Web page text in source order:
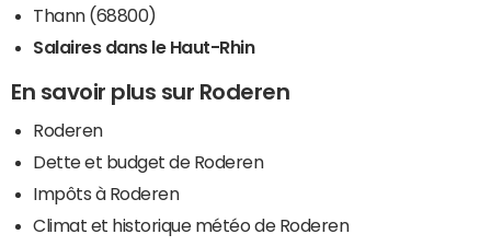
Thann (68800)
Salaires dans le Haut-Rhin
En savoir plus sur Roderen
Roderen
Dette et budget de Roderen
Impôts à Roderen
Climat et historique météo de Roderen